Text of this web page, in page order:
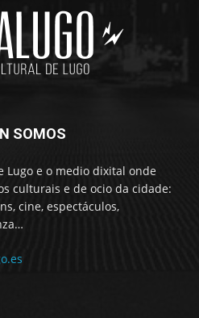
SOMOS
Lugo e o medio dixital onde
culturais e de ocio da cidade:
cine, espectáculos,